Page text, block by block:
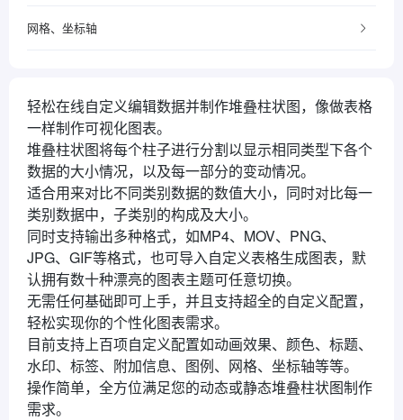
网格、坐标轴
轻松在线自定义编辑数据并制作堆叠柱状图，像做表格
一样制作可视化图表。
堆叠柱状图将每个柱子进行分割以显示相同类型下各个
数据的大小情况，以及每一部分的变动情况。
适合用来对比不同类别数据的数值大小，同时对比每一
类别数据中，子类别的构成及大小。
同时支持输出多种格式，如MP4、MOV、PNG、
JPG、GIF等格式，也可导入自定义表格生成图表，默
认拥有数十种漂亮的图表主题可任意切换。
无需任何基础即可上手，并且支持超全的自定义配置，
轻松实现你的个性化图表需求。
目前支持上百项自定义配置如动画效果、颜色、标题、
水印、标签、附加信息、图例、网格、坐标轴等等。
操作简单，全方位满足您的动态或静态堆叠柱状图制作
需求。